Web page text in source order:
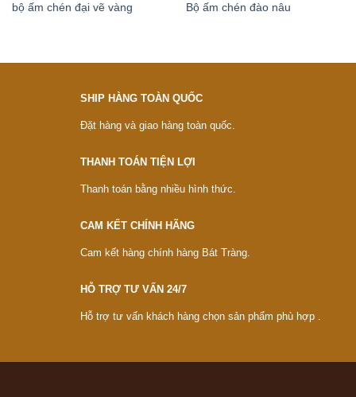
bộ ấm chén đại vẽ vàng Bộ ấm chén đào nâu
SHIP HÀNG TOÀN QUỐC
Đặt hàng và giao hàng toàn quốc.
THANH TOÁN TIỆN LỢI
Thanh toán bằng nhiều hình thức.
CAM KẾT CHÍNH HÃNG
Cam kết hàng chính hàng Bát Tràng.
HỖ TRỢ TƯ VẤN 24/7
Hỗ trợ tư vấn khách hàng chọn sản phẩm phù hợp .